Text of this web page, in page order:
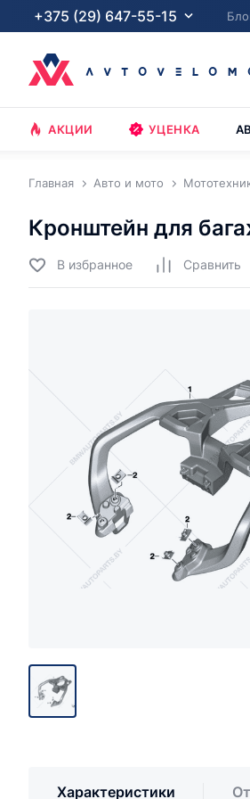
+375 (29) 647-55-15
АКЦИИ УЦЕНКА
Главная Авто и мото
Кронштейн для
В избранное Cравнить
Характеристики